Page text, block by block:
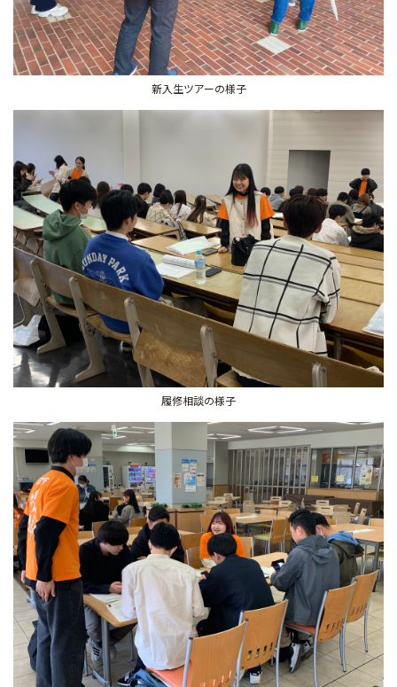
新入生ツアーの様子
履修相談の様子